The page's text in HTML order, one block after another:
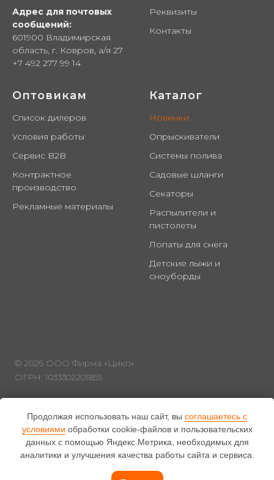
Адрес для почтовых
сообщений:
601900 Владимирская
область, г. Ковров, а/я 27
+7 492 277 99 14
Реквизиты
Контакты
Оптовикам
Список дилеров
Условия работы
Сервис B2B
Контрактное
производство
Рекламные материалы
Каталог
Новинки
Опрыскиватели
Системы полива
Садовые шланги
Секаторы
Распылители и
пистолеты
Лопаты для снега
Детские лыжи и
сноуборды
© 2026 ООО Фирма «Цикл»
ОГРН: 1033302201855
Охрана труда
Продолжая использовать наш сайт, вы соглашаетесь с
условиями обработки cookie-файлов и пользовательских
данных с помощью Яндекс.Метрика, необходимых для
аналитики и улучшения качества работы сайта и сервиса.